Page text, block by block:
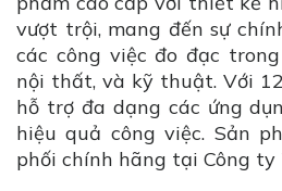
vượt trội, mang đến sự
các công việc đo đạc
nội thất, và kỹ thuật. Với
hỗ trợ đa dạng các ứng
hiệu quả công việc. Sản
phối chính hãng tại Công ty